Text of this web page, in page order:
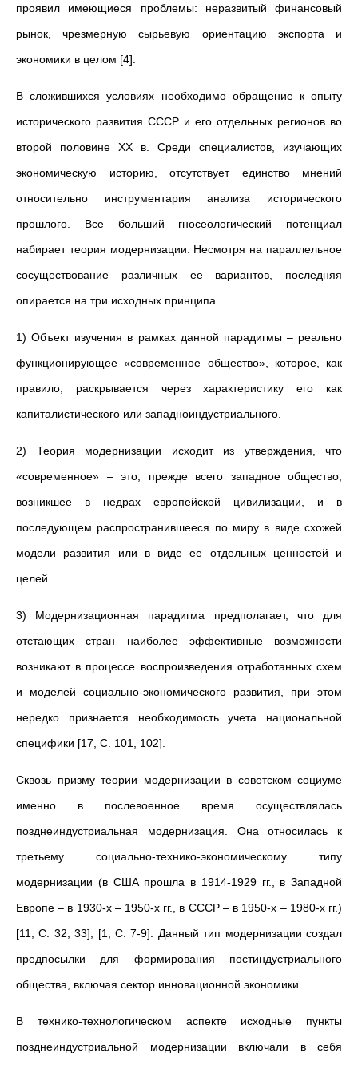
проявил имеющиеся проблемы: неразвитый финансовый
рынок, чрезмерную сырьевую ориентацию экспорта и
экономики в целом [4].
В сложившихся условиях необходимо обращение к опыту
исторического развития СССР и его отдельных регионов во
второй половине ХХ в. Среди специалистов, изучающих
экономическую историю, отсутствует единство мнений
относительно инструментария анализа исторического
прошлого. Все больший гносеологический потенциал
набирает теория модернизации. Несмотря на параллельное
сосуществование различных ее вариантов, последняя
опирается на три исходных принципа.
1) Объект изучения в рамках данной парадигмы – реально
функционирующее «современное общество», которое, как
правило, раскрывается через характеристику его как
капиталистического или западноиндустриального.
2) Теория модернизации исходит из утверждения, что
«современное» – это, прежде всего западное общество,
возникшее в недрах европейской цивилизации, и в
последующем распространившееся по миру в виде схожей
модели развития или в виде ее отдельных ценностей и
целей.
3) Модернизационная парадигма предполагает, что для
отстающих стран наиболее эффективные возможности
возникают в процессе воспроизведения отработанных схем
и моделей социально-экономического развития, при этом
нередко признается необходимость учета национальной
специфики [17, C. 101, 102].
Сквозь призму теории модернизации в советском социуме
именно в послевоенное время осуществлялась
позднеиндустриальная модернизация. Она относилась к
третьему социально-технико-экономическому типу
модернизации (в США прошла в 1914-1929 гг., в Западной
Европе – в 1930-х – 1950-х гг., в СССР – в 1950-х – 1980-х гг.)
[11, С. 32, 33], [1, С. 7-9]. Данный тип модернизации создал
предпосылки для формирования постиндустриального
общества, включая сектор инновационной экономики.
В технико-технологическом аспекте исходные пункты
позднеиндустриальной модернизации включали в себя